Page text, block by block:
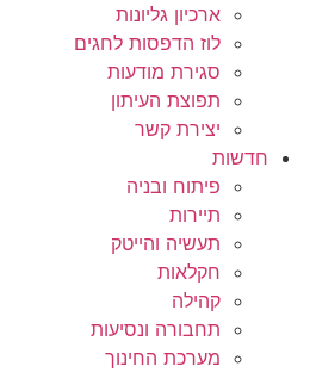
ארכיון גליונות
לוז הדפסות לחגים
סגירת מודעות
תפוצת העיתון
יצירת קשר
חדשות
פיתוח ובניה
תיירות
תעשיה והייטק
חקלאות
קהילה
תחבורה ונסיעות
מערכת החינוך